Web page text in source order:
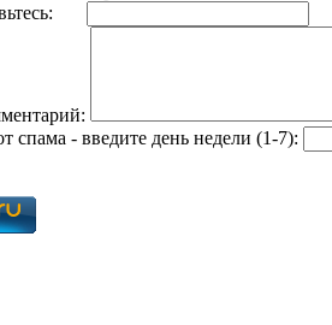
спама - введите день недели (1-7):